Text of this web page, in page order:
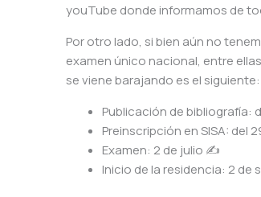
youTube donde informamos de
Por otro lado, si bien aún no
examen único nacional, entre
se viene barajando es el siguiente:
Publicación de bibliografía:
Preinscripción en SISA: del
Examen: 2 de julio ✍️
Inicio de la residencia: 2 de